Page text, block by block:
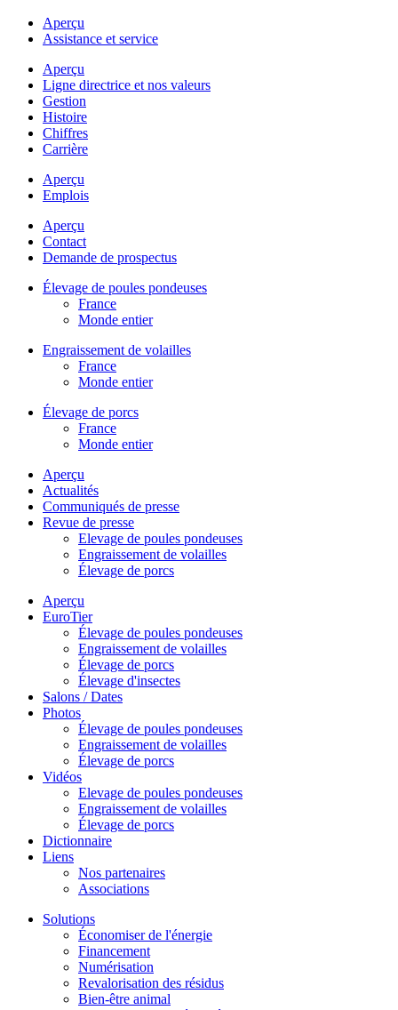
Aperçu
Assistance et service
Aperçu
Ligne directrice et nos valeurs
Gestion
Histoire
Chiffres
Carrière
Aperçu
Emplois
Aperçu
Contact
Demande de prospectus
Élevage de poules pondeuses
France
Monde entier
Engraissement de volailles
France
Monde entier
Élevage de porcs
France
Monde entier
Aperçu
Actualités
Communiqués de presse
Revue de presse
Elevage de poules pondeuses
Engraissement de volailles
Élevage de porcs
Aperçu
EuroTier
Élevage de poules pondeuses
Engraissement de volailles
Élevage de porcs
Élevage d'insectes
Salons / Dates
Photos
Élevage de poules pondeuses
Engraissement de volailles
Élevage de porcs
Vidéos
Elevage de poules pondeuses
Engraissement de volailles
Élevage de porcs
Dictionnaire
Liens
Nos partenaires
Associations
Solutions
Économiser de l'énergie
Financement
Numérisation
Revalorisation des résidus
Bien-être animal